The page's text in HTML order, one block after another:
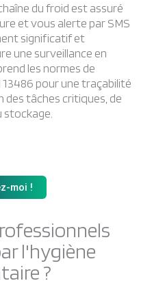
du froid est assuré
et vous alerte par SMS
significatif et
une surveillance en
les normes de
pour une traçabilité
tâches critiques, de
stockage.
moi !
l'hygiène
?